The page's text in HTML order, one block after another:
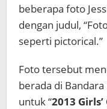
beberapa foto
dengan judul,
seperti pictorical.”
Foto tersebut
berada di
untuk “2013